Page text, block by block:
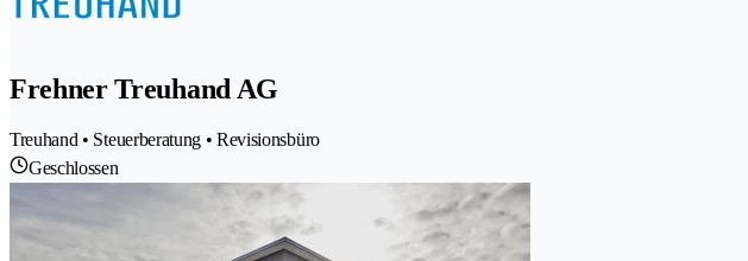
Frehner Treuhand AG
Treuhand • Steuerberatung • Revisionsbüro
Geschlossen